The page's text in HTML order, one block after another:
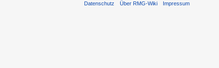
Datenschutz Über RMG-Wiki Impressum